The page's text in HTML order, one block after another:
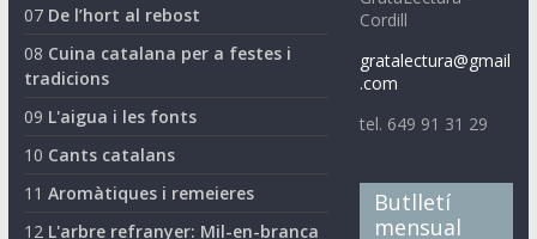
07 De l’hort al rebost
08 Cuina catalana per a festes i
tradicions
09 L'aigua i les fonts
10 Cants catalans
11 Aromàtiques i remeieres
12 L'arbre refranyer: Mil-en-branca
Cordill
gratalectura@gmail
.com
tel. 649 91 31 29
Butlletí
mensual